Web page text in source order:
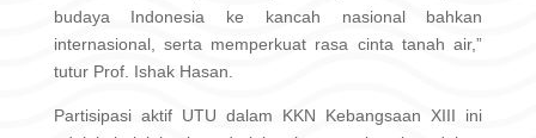
budaya Indonesia ke kancah nasional bahkan
internasional, serta memperkuat rasa cinta tanah air,”
tutur Prof. Ishak Hasan.
Partisipasi aktif UTU dalam KKN Kebangsaan XIII ini